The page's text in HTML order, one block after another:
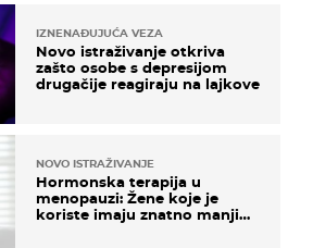
IZNENAĐUJUĆA VEZA
Novo istraživanje otkriva
zašto osobe s depresijom
drugačije reagiraju na lajkove
NOVO ISTRAŽIVANJE
Hormonska terapija u
menopauzi: Žene koje je
koriste imaju znatno manji